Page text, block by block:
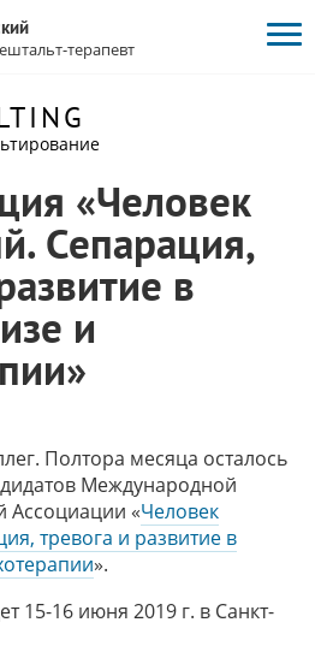
терапевт
«Человек
Сепарация,
в
и
Полтора месяца осталось
Международной
Ассоциации «Человек
тревога и развитие в
».
15-16 июня 2019 г. в Санкт-